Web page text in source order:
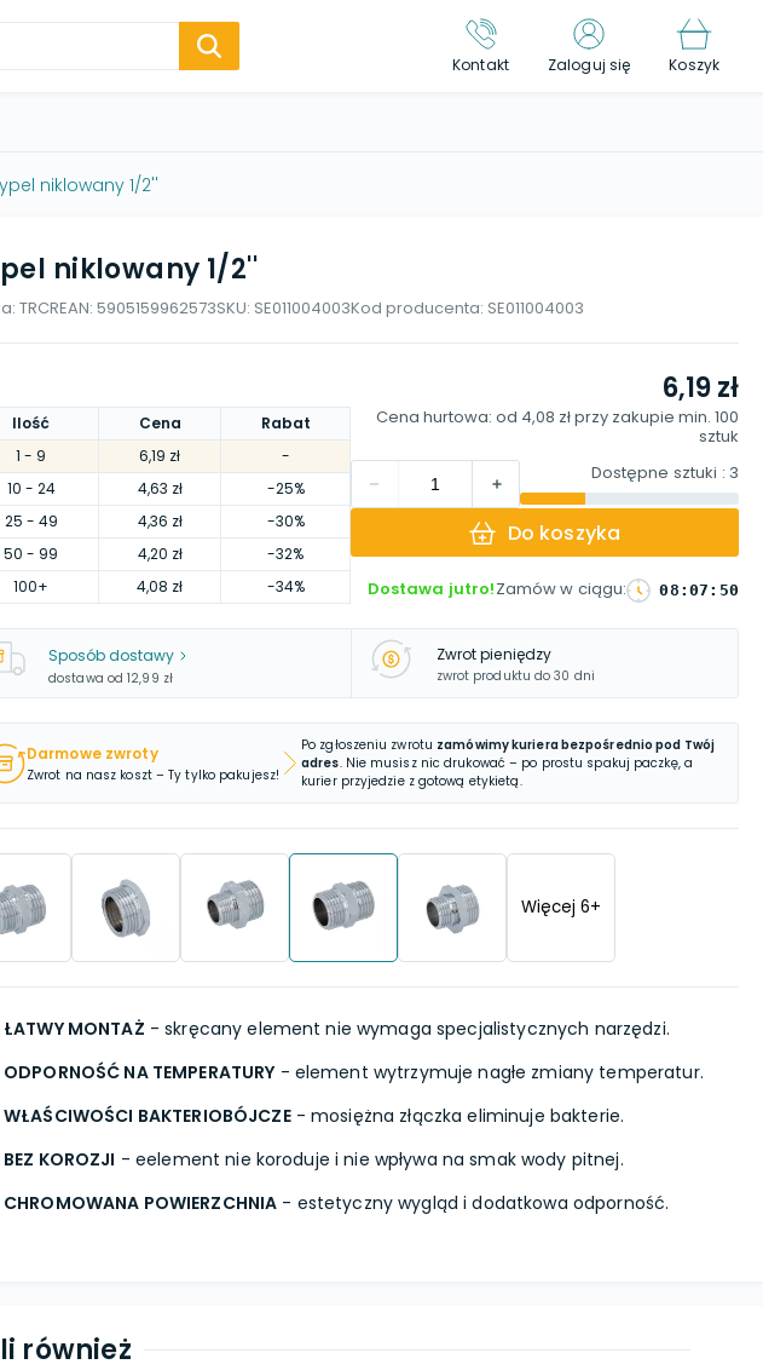
Kontakt Zaloguj się Koszyk
niklowany 1/2''
niklowany 1/2''
TRCREAN: 5905159962573SKU: SE011004003Kod producenta: SE011004003
Ilość Cena
Rabat
1 - 9 6,19 zł
-
10 - 24 4,63 zł
-25%
25 - 49 4,36 zł
-30%
50 - 99 4,20 zł
-32%
100+ 4,08 zł -34%
6,19 zł
Cena hurtowa: od 4,08 złprzy zakupie min. 100
sztuk
Dostępne sztuki : 3
Do koszyka
Dostawa jutro!Zamów w ciągu: 08 : 07 : 49
Sposób dostawy
dostawa od 12,99 zł
Zwrot pieniędzy
zwrot produktu do 30 dni
Darmowe zwroty
Zwrot na nasz koszt – Ty tylko pakujesz!
Po zgłoszeniu zwrotu zamówimy kuriera bezpośrednio pod Twój
adres. Nie musisz nic drukować – po prostu spakuj paczkę, a
kurier przyjedzie z gotową etykietą.
Więcej 6+
ŁATWY MONTAŻ - skręcany element nie wymaga specjalistycznych narzędzi.
ODPORNOŚĆ NA TEMPERATURY - element wytrzymuje nagłe zmiany temperatur.
WŁAŚCIWOŚCI BAKTERIOBÓJCZE- mosiężna złączka eliminuje bakterie.
BEZ KOROZJI - eelement nie koroduje i nie wpływa na smak wody pitnej.
CHROMOWANA POWIERZCHNIA - estetyczny wygląd i dodatkowa odporność.
również